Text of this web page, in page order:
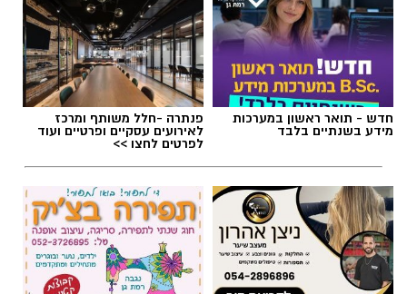
חדש - תואר ראשון במערכות
מידע בשנתיים בלבד
פנתרה -חלל משותף ומרכז
לאירועים עסקיים ופרטיים ועוד
לפרטים לחצו >>